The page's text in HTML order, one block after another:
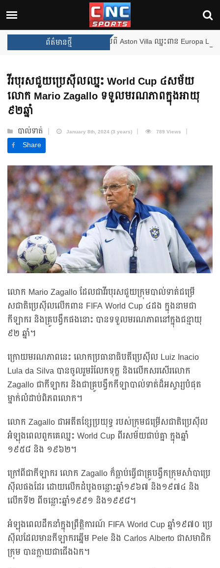
ព័ត៌មានថ្មី
ឈ្នះពានរង្វាន់បន្ថែមទៀត បន្ទាប់ពី Aston Villa ឈ្នះពាន Europa League
វីរបុរសជួយប្រេស៊ីលឈ្នះ World Cup ៤សម័យ
លោក Mario Zagallo ទទួលមរណភាពក្នុងអាយុ
៩២ឆ្នាំ
បាល់ទាត់ January 8th, 2024 (3 years) 789 Views
Share
លោក Mario Zagallo ដែលជាវីរបុរសជួយក្រុមបាល់ទាត់ជម្រើ
សជាតិប្រេស៊ីលលើកពាន FIFA World Cup ៤ដង ក្នុងនាមជា
កីឡាករ និងគ្រូបង្វឹកផងនោះ បានទទួលមរណភាពនៅក្នុងជន្មាយុ
៩២ ឆ្នាំ។
ក្រោយមរណភាពនេះ លោកប្រធានាធិបតីប្រេស៊ីល Luiz Inacio
Lula da Silva បានចូលរួមរំលែកទុក្ខ និងលើកសរសើរលោក
Zagallo ជាកីឡាករ និងជាគ្រូបង្វឹកកីឡាបាល់ទាត់ដ៏អស្ចារ្យបំផុត
ម្នាក់លំដាប់ពិភពលោក។
លោក Zagallo ជាអតីតខ្សែប្រយុទ្ធ របស់ក្រុមជម្រើសជាតិប្រេស៊ីល
អំឡុងពេលពួកគេឈ្នះ World Cup ពីរសម័យជាប់គ្នា ក្នុងឆ្នាំ
១៩៥៨ និង ១៩៦២។
ក្រៅពីជាកីឡាករ លោក Zagallo ក៏ធ្លាប់ធ្វើជាគ្រូបង្វឹកក្រុមសាំបាប្រេ
ស៊ីលផងដែរ ដោយលើកដំបូងចន្លោះឆ្នាំ១៩៦៧ និង១៩៧៤ និង
លើកទី២ ពីចន្លោះឆ្នាំ១៩៩១ និង១៩៩៨។
អំឡុងពេលដឹកនាំក្នុងព្រឹត្តិការណ៍ FIFA World Cup ឆ្នាំ១៩៧០ ប្រេ
ស៊ីលដែលមានកីឡាករឆ្នើម Pele និង Carlos Alberto ជាសមាជិក
ក្រុម បានក្លាយជាជើងឯក។